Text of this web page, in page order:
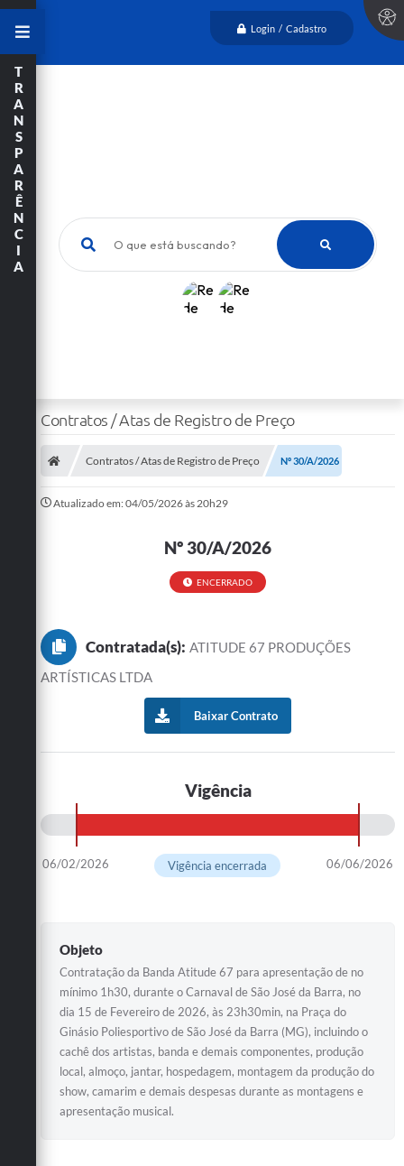
Login / Cadastro
O que está buscando?
T
R
A
N
S
P
A
R
Ê
N
C
I
A
Contratos / Atas de Registro de Preço
Contratos / Atas de Registro de Preço Nº 30/A/2026
Atualizado em: 04/05/2026 às 20h29
Nº 30/A/2026
ENCERRADO
Contratada(s): ATITUDE 67 PRODUÇÕES
ARTÍSTICAS LTDA
Baixar Contrato
Vigência
06/02/2026 06/06/2026
Vigência encerrada
Objeto
Contratação da Banda Atitude 67 para apresentação de no
mínimo 1h30, durante o Carnaval de São José da Barra, no
dia 15 de Fevereiro de 2026, às 23h30min, na Praça do
Ginásio Poliesportivo de São José da Barra (MG), incluindo o
cachê dos artistas, banda e demais componentes, produção
local, almoço, jantar, hospedagem, montagem da produção do
show, camarim e demais despesas durante as montagens e
apresentação musical.